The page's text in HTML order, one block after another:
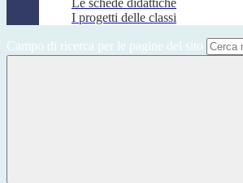
Le schede didattiche
I progetti delle classi
Campo di ricerca per le pagine del sito